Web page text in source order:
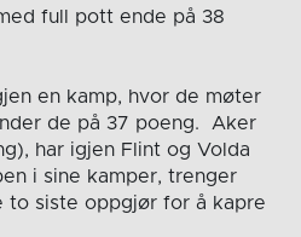
full pott ende på 38
en kamp, hvor de møter
de på 37 poeng. Aker
har igjen Flint og Volda
i sine kamper, trenger
to siste oppgjør for å kapre